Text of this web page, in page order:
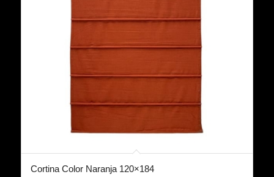
Cortina Color Naranja 120×184